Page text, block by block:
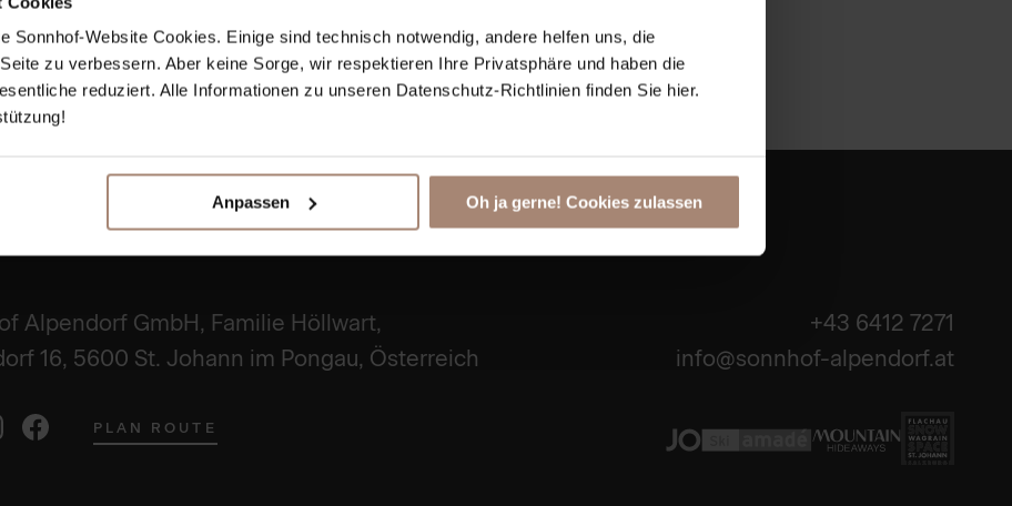
Sonnhof-Website Cookies. Einige sind technisch notwendig, andere helfen uns, die
zu verbessern. Aber keine Sorge, wir respektieren Ihre Privatsphäre und haben die
reduziert. Alle Informationen zu unseren Datenschutz-Richtlinien finden Sie hier.
Anpassen Oh ja gerne! Cookies zulassen
Alpendorf GmbH, Familie Höllwart,
16, 5600 St. Johann im Pongau, Österreich
PLAN ROUTE
+43 6412 7271
info@sonnhof-alpendorf.at